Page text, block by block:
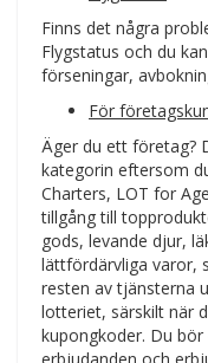
Finns det några
Flygstatus och du
förseningar,
För
Äger du ett företag?
kategorin eftersom
Charters, LOT for
tillgång till
gods, levande djur,
lättfördärvliga varor,
resten av tjänsterna
lotteriet, särskilt när
kupongkoder. Du